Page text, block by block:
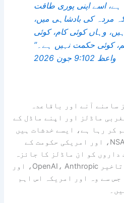
ہے، اسے اپنی پوری طاقت
مردہ کی بادشاہی میں،
وہاں کوئی کام، کوئی
کوئی حکمت نہیں ہے۔”
واعظ 9:10 2 جون 2026
سامنے آنے اور باقاعدہ
ماڈلز اور اپنے ماڈل کے
کر رہا ہے، ایسے خدشات ہیں
کہ امریکی جنگی محکمہ، NSA، اور امریکی حکومت کے
کو ان ماڈلز کا جائزہ
لینے کی اجازت دینے میں تاخیر OpenAI، Anthropic، اور
سے وہ اور امریکہ اس اہم